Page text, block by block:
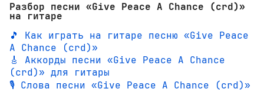
Разбор песни «Give Peace A Chance (crd)»
на гитаре
🎵 Как играть на гитаре песню «Give Peace
A Chance (crd)»
🎸 Аккорды песни «Give Peace A Chance
(crd)» для гитары
🎙️ Слова песни «Give Peace A Chance (crd)»